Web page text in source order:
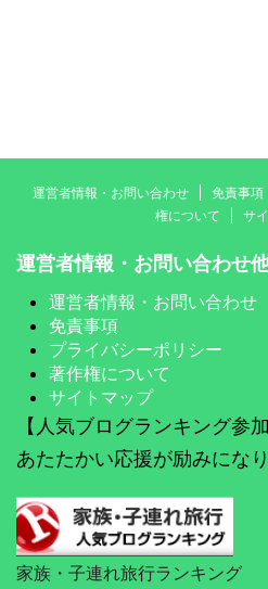
運営者情報・お問い合わせ 免責事項
権について
サ
運営者情報・お問い合わせ
運営者情報・お問い合わせ
免責事項
プライバシーポリシー
著作権について
サイトマップ
【人気ブログランキング参加
あたたかい応援が励みにな
家族・子連れ旅行ランキング